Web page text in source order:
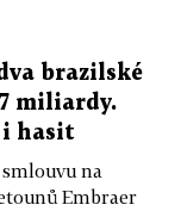
brazilské
miliardy.
i hasit
na
Embraer